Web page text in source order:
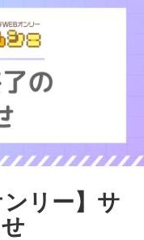
ンリー】サ